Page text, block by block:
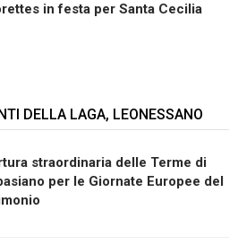
in festa per Santa Cecilia
DELLA LAGA, LEONESSANO
straordinaria delle Terme di
per le Giornate Europee del